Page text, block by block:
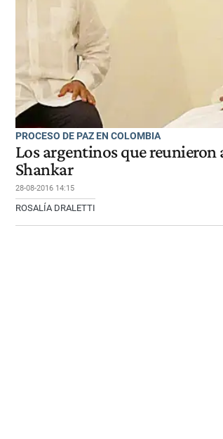
PROCESO DE PAZ EN COLOMBIA
Los argentinos que reunieron
Shankar
28-08-2016 14:15
ROSALÍA DRALETTI